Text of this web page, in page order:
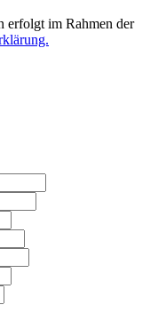
erfolgt im Rahmen der